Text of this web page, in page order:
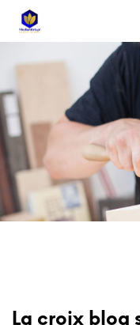
La croix blog